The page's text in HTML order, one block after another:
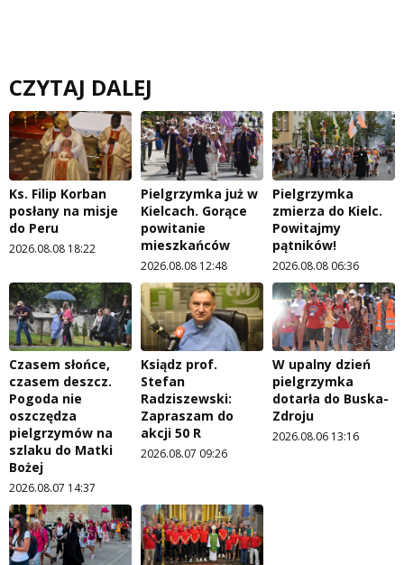
CZYTAJ DALEJ
Ks. Filip Korban
posłany na misje
do Peru
2026.08.08 18:22
Pielgrzymka już w
Kielcach. Gorące
powitanie
mieszkańców
2026.08.08 12:48
Pielgrzymka
zmierza do Kielc.
Powitajmy
pątników!
2026.08.08 06:36
Czasem słońce,
czasem deszcz.
Pogoda nie
oszczędza
pielgrzymów na
szlaku do Matki
Bożej
2026.08.07 14:37
Ksiądz prof.
Stefan
Radziszewski:
Zapraszam do
akcji 50 R
2026.08.07 09:26
W upalny dzień
pielgrzymka
dotarła do Buska-
Zdroju
2026.08.06 13:16